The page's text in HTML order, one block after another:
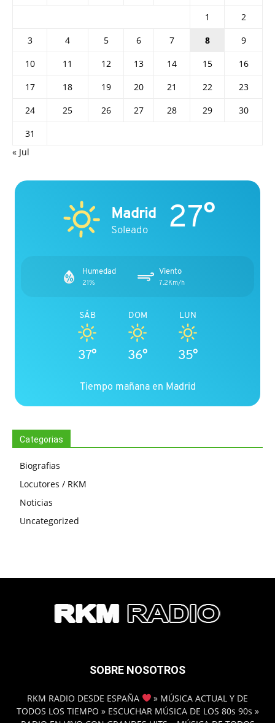
1
2
3
4 5 6 7 8
9
10
11 12 13 14 15
16
17
18 19 20 21 22
23
24
25 26 27 28 29
30
31
« Jul
Madrid
Soleado 27°
Humedad
21%
Viento
7.2Km/h
SÁB
37°
DOM
36°
LUN
35°
Tiempo mañana en Madrid
Categorias
Biografias
Locutores / RKM
Noticias
Uncategorized
SOBRE NOSOTROS
RKM RADIO DESDE ESPAÑA
» MÚSICA ACTUAL Y DE
TODOS LOS TIEMPO » ESCUCHAR MÚSICA DE LOS 80s 90s »